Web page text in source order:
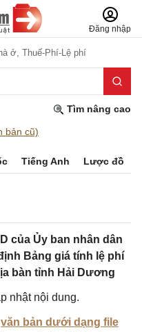
Đăng nhập
ở, Thuế-Phí-Lệ phí
Tìm nâng cao
bản cũ)
Tiếng Anh Lược đồ
của Ủy ban nhân dân
Bảng giá tính lệ phí
bàn tỉnh Hải Dương
nhật nội dung.
văn bản dưới dạng file